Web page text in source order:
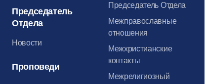
Председатель
Отдела
Новости
Проповеди
Председатель Отдела
Межправославные
отношения
Межхристианские
контакты
Межрелигиозный